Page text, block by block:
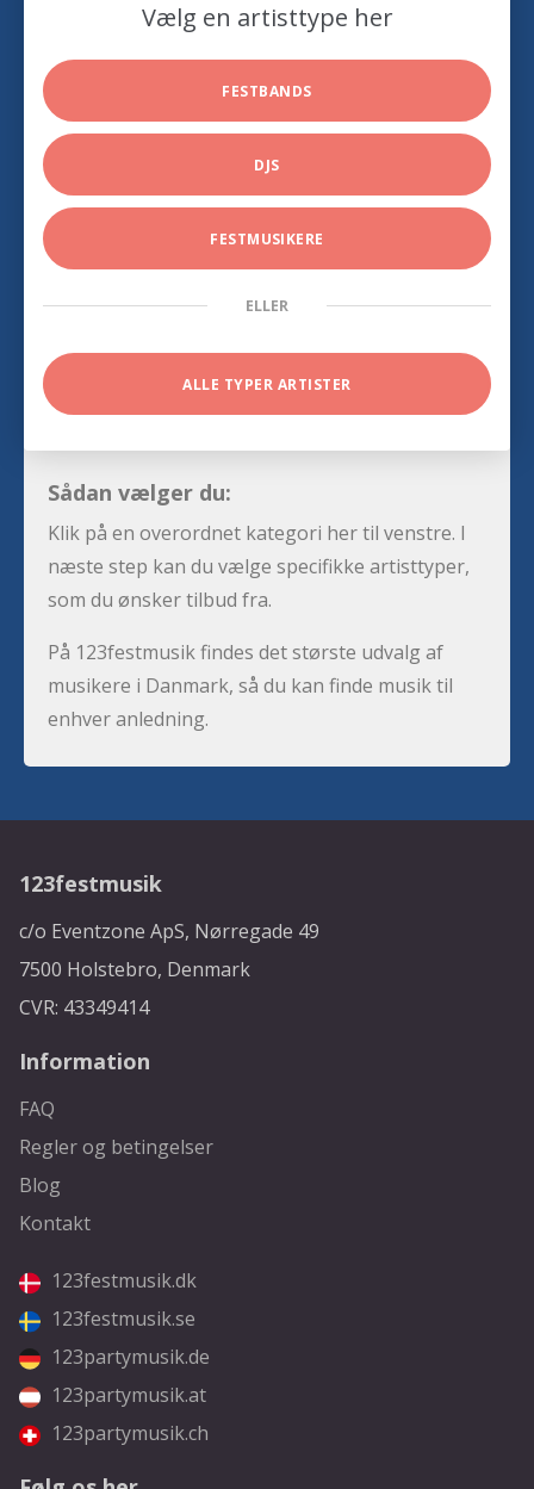
Vælg en artisttype her
FESTBANDS
DJS
FESTMUSIKERE
ELLER
ALLE TYPER ARTISTER
Sådan vælger du:
Klik på en overordnet kategori her til venstre. I
næste step kan du vælge specifikke artisttyper,
som du ønsker tilbud fra.
På 123festmusik findes det største udvalg af
musikere i Danmark, så du kan finde musik til
enhver anledning.
123festmusik
c/o Eventzone ApS, Nørregade 49
7500 Holstebro, Denmark
CVR: 43349414
Information
FAQ
Regler og betingelser
Blog
Kontakt
123festmusik.dk
123festmusik.se
123partymusik.de
123partymusik.at
123partymusik.ch